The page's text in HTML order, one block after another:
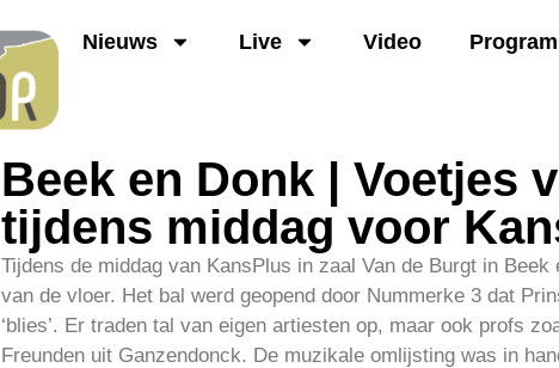
Nieuws Live Video
Beek en Donk | Voetjes
tijdens middag voor
Tijdens de middag van KansPlus in zaal Van de Burgt in
van de vloer. Het bal werd geopend door Nummerke 3 dat
‘blies’. Er traden tal van eigen artiesten op, maar ook profs
Freunden uit Ganzendonck. De muzikale omlijsting was in